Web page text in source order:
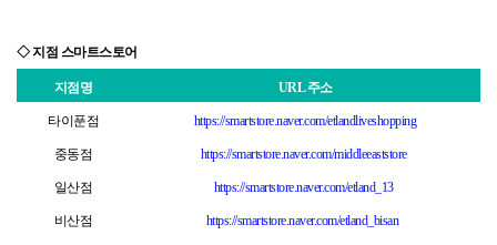
◇ 지점 스마트스토어
지점명 URL 주소
타이푼점 https://smartstore.naver.com/etlandliveshopping
중동점 https://smartstore.naver.com/middleeaststore
일산점 https://smartstore.naver.com/etland_13
비산점 https://smartstore.naver.com/etland_bisan